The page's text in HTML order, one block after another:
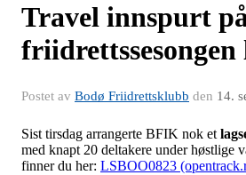
Travel innspurt
Postet av Bodø Friidrettsklubb den 14.
Sist tirsdag arrangerte BFIK nok et
med knapt 20 deltakere under høstlige
finner du her: LSBOO0823